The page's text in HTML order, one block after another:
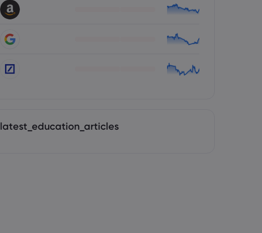
latest_education_articles